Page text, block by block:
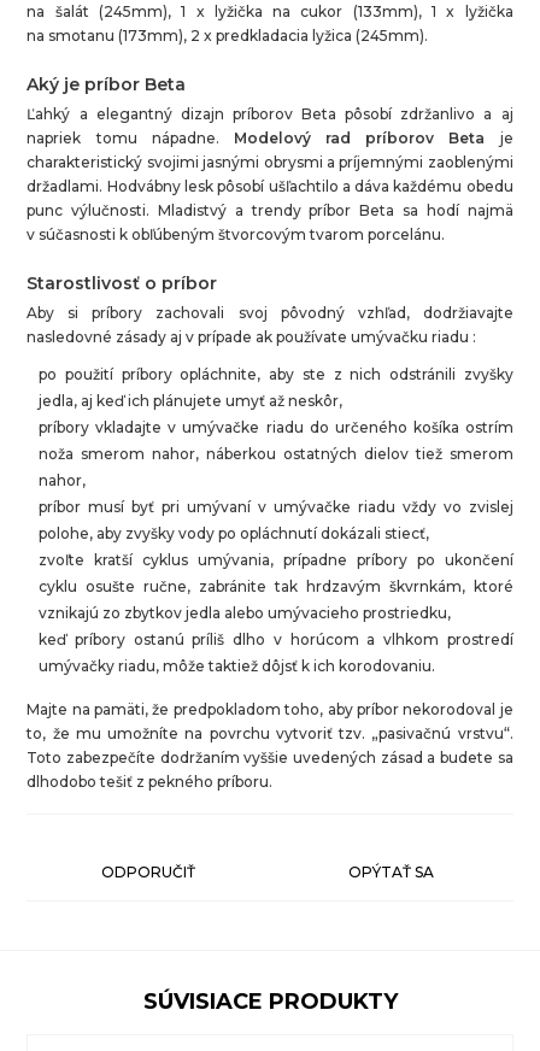
na šalát (245mm), 1 x lyžička na cukor (133mm), 1 x lyžička
na smotanu (173mm), 2 x predkladacia lyžica (245mm).
Aký je príbor Beta
Ľahký a elegantný dizajn príborov Beta pôsobí zdržanlivo a aj
napriek tomu nápadne. Modelový rad príborov Beta je
charakteristický svojimi jasnými obrysmi a príjemnými zaoblenými
držadlami. Hodvábny lesk pôsobí ušľachtilo a dáva každému obedu
punc výlučnosti. Mladistvý a trendy príbor Beta sa hodí najmä
v súčasnosti k obľúbeným štvorcovým tvarom porcelánu.
Starostlivosť o príbor
Aby si príbory zachovali svoj pôvodný vzhľad, dodržiavajte
nasledovné zásady aj v prípade ak používate umývačku riadu :
po použití príbory opláchnite, aby ste z nich odstránili zvyšky
jedla, aj keď ich plánujete umyť až neskôr,
príbory vkladajte v umývačke riadu do určeného košíka ostrím
noža smerom nahor, náberkou ostatných dielov tiež smerom
nahor,
príbor musí byť pri umývaní v umývačke riadu vždy vo zvislej
polohe, aby zvyšky vody po opláchnutí dokázali stiecť,
zvoľte kratší cyklus umývania, prípadne príbory po ukončení
cyklu osušte ručne, zabránite tak hrdzavým škvrnkám, ktoré
vznikajú zo zbytkov jedla alebo umývacieho prostriedku,
keď príbory ostanú príliš dlho v horúcom a vlhkom prostredí
umývačky riadu, môže taktiež dôjsť k ich korodovaniu.
Majte na pamäti, že predpokladom toho, aby príbor nekorodoval je
to, že mu umožníte na povrchu vytvoriť tzv. „pasivačnú vrstvu“.
Toto zabezpečíte dodržaním vyššie uvedených zásad a budete sa
dlhodobo tešiť z pekného príboru.
ODPORUČIŤ OPÝTAŤ SA
SÚVISIACE PRODUKTY